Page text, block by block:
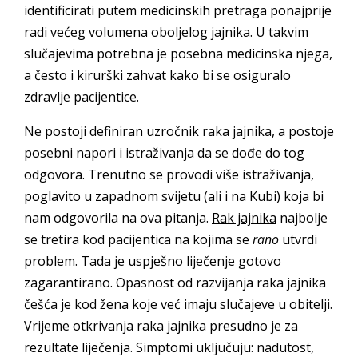
identificirati putem medicinskih pretraga ponajprije
radi većeg volumena oboljelog jajnika. U takvim
slučajevima potrebna je posebna medicinska njega,
a često i kirurški zahvat kako bi se osiguralo
zdravlje pacijentice.
Ne postoji definiran uzročnik raka jajnika, a postoje
posebni napori i istraživanja da se dođe do tog
odgovora. Trenutno se provodi više istraživanja,
poglavito u zapadnom svijetu (ali i na Kubi) koja bi
nam odgovorila na ova pitanja. Rak jajnika najbolje
se tretira kod pacijentica na kojima se rano utvrdi
problem. Tada je uspješno liječenje gotovo
zagarantirano. Opasnost od razvijanja raka jajnika
češća je kod žena koje već imaju slučajeve u obitelji.
Vrijeme otkrivanja raka jajnika presudno je za
rezultate liječenja. Simptomi uključuju: nadutost,